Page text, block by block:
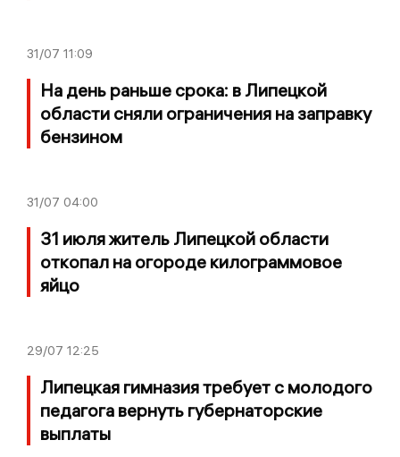
31/07 11:09
На день раньше срока: в Липецкой
области сняли ограничения на заправку
бензином
31/07 04:00
31 июля житель Липецкой области
откопал на огороде килограммовое
яйцо
29/07 12:25
Липецкая гимназия требует с молодого
педагога вернуть губернаторские
выплаты